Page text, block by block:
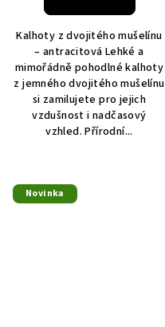
Kalhoty z dvojitého mušelínu
– antracitová Lehké a
mimořádně pohodlné kalhoty
z jemného dvojitého mušelínu
si zamilujete pro jejich
vzdušnost i nadčasový
vzhled. Přírodní...
Novinka